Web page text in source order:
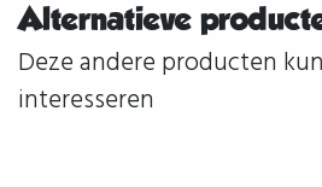
Alternatieve
Deze andere producten
interesseren